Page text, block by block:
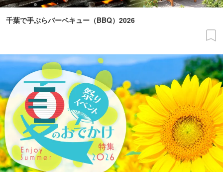
千葉で手ぶらバーベキュー（BBQ）2026